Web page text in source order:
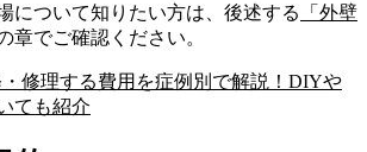
について知りたい方は、後述する
「外壁
章でご確認ください。
修理する費用を症例別で解説！DIYや
ても紹介